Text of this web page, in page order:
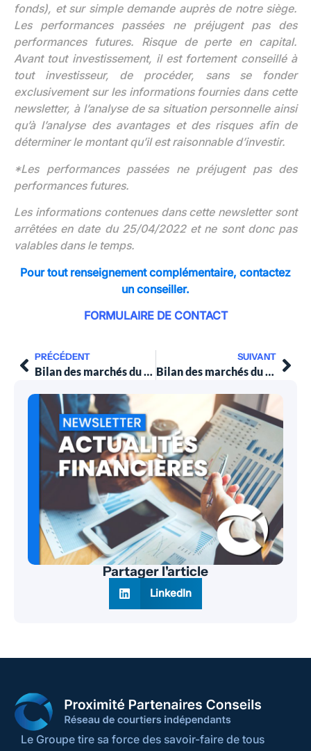
fonds), et sur simple demande auprès de notre siège.
Les performances passées ne préjugent pas des
performances futures. Risque de perte en capital.
Avant tout investissement, il est fortement conseillé à
tout investisseur, de procéder, sans se fonder
exclusivement sur les informations fournies dans cette
newsletter, à l’analyse de sa situation personnelle ainsi
qu’à l’analyse des avantages et des risques afin de
déterminer le montant qu’il est raisonnable d’investir.
*Les performances passées ne préjugent pas des
performances futures.
Les informations contenues dans cette newsletter sont
arrêtées en date du 25/04/2022 et ne sont donc pas
valables dans le temps.
Pour tout renseignement complémentaire, contactez
un conseiller.
FORMULAIRE DE CONTACT
PRÉCÉDENT
Bilan des marchés du 11 avril 2022
SUIVANT
Bilan des marchés du 2 mai 2022
Partager l'article
LinkedIn
Le Groupe tire sa force des savoir-faire de tous